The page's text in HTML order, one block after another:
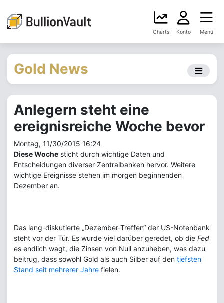
Charts Konto Menü
Gold News
Anlegern steht eine
ereignisreiche Woche bevor
Montag, 11/30/2015 16:24
Diese Woche sticht durch wichtige Daten und
Entscheidungen diverser Zentralbanken hervor. Weitere
wichtige Ereignisse stehen im morgen beginnenden
Dezember an.
Das lang-diskutierte „Dezember-Treffen“ der US-Notenbank
steht vor der Tür. Es wurde viel darüber geredet, ob die Fed
es endlich wagt, die Zinsen von Null anzuheben, was dazu
beitrug, dass sowohl Gold als auch Silber auf den tiefsten
Stand seit mehrerer Jahre fielen.